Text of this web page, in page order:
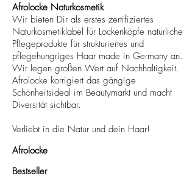
Afrolocke Naturkosmetik
Wir bieten Dir als erstes zertifiziertes
Naturkosmetiklabel für Lockenköpfe natürliche
Pflegeprodukte für strukturiertes und
pflegehungriges Haar made in Germany an.
Wir legen großen Wert auf Nachhaltigkeit.
Afrolocke korrigiert das gängige
Schönheitsideal im Beautymarkt und macht
Diversität sichtbar.
Verliebt in die Natur und dein Haar!
Afrolocke
Bestseller